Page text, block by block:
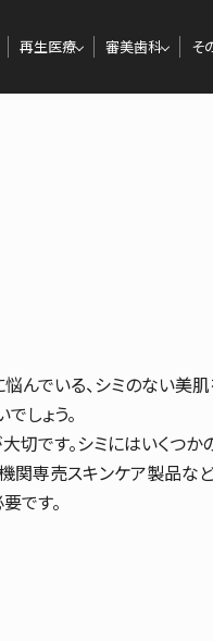
再生医療 審美歯科 そ
んでいる、シミのない美
しょう。
です。シミにはいくつか
関専売スキンケア製品な
です。